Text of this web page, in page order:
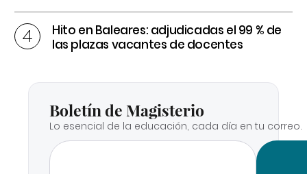
Hito en Baleares: adjudicadas el 99 % de
las plazas vacantes de docentes
Boletín de Magisterio
Lo esencial de la educación, cada día en tu correo.